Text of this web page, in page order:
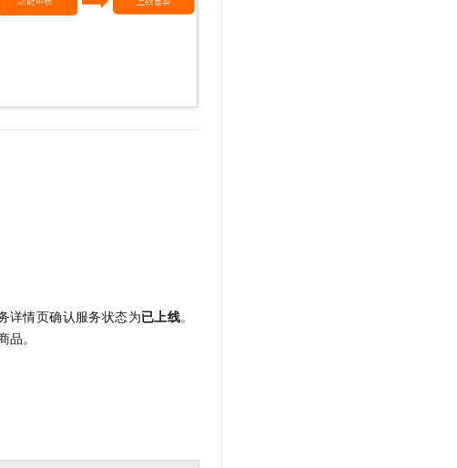
详情页确认服务状态为已上线。
。
从文本、图片、视频中提取结构化的属性信息
开发